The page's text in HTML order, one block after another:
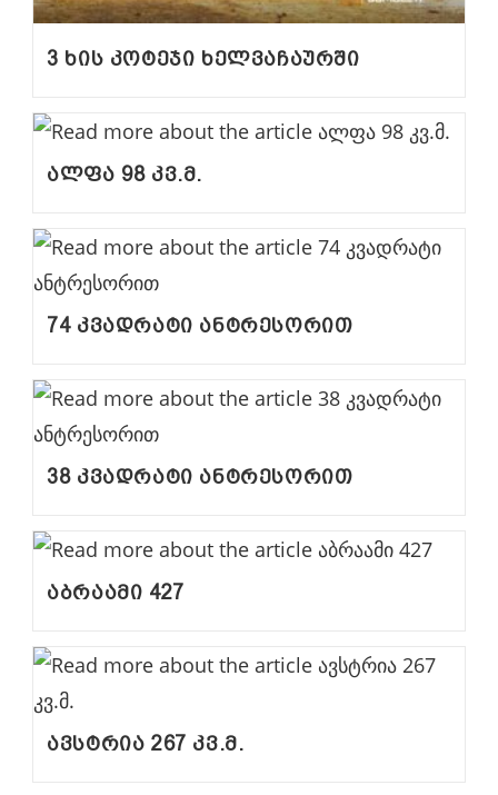
3 ხის კოტეჯი ხელვაჩაურში
ალფა 98 კვ.მ.
74 კვადრატი ანტრესორით
38 კვადრატი ანტრესორით
აბრაამი 427
ავსტრია 267 კვ.მ.